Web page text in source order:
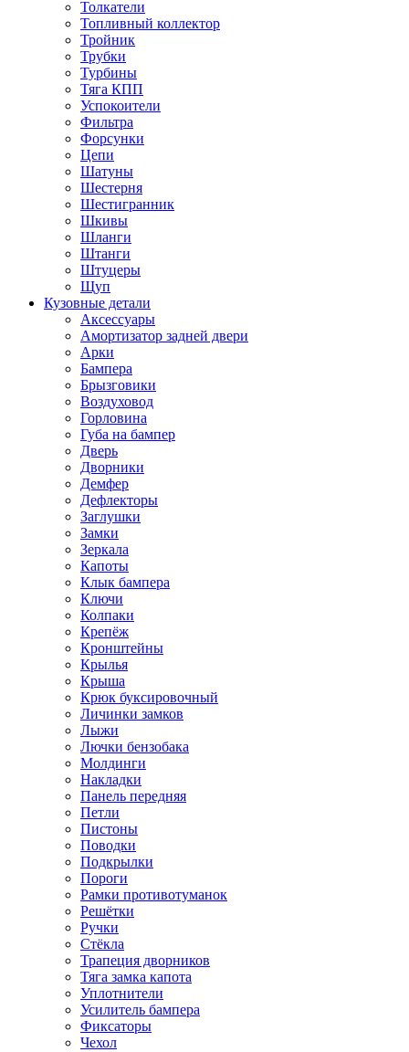
Толкатели
Топливный коллектор
Тройник
Трубки
Турбины
Тяга КПП
Успокоители
Фильтра
Форсунки
Цепи
Шатуны
Шестерня
Шестигранник
Шкивы
Шланги
Штанги
Штуцеры
Щуп
Кузовные детали
Аксессуары
Амортизатор задней двери
Арки
Бампера
Брызговики
Воздуховод
Горловина
Губа на бампер
Дверь
Дворники
Демфер
Дефлекторы
Заглушки
Замки
Зеркала
Капоты
Клык бампера
Ключи
Колпаки
Крепёж
Кронштейны
Крылья
Крыша
Крюк буксировочный
Личинки замков
Лыжи
Лючки бензобака
Молдинги
Накладки
Панель передняя
Петли
Пистоны
Поводки
Подкрылки
Пороги
Рамки противотуманок
Решётки
Ручки
Стёкла
Трапеция дворников
Тяга замка капота
Уплотнители
Усилитель бампера
Фиксаторы
Чехол